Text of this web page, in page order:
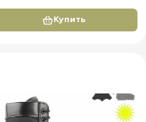
Купить